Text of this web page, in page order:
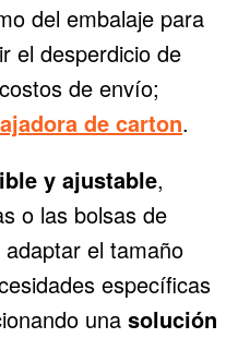
del embalaje para
el desperdicio de
de envío;
de carton.
y ajustable,
o las bolsas de
el tamaño
específicas
una solución